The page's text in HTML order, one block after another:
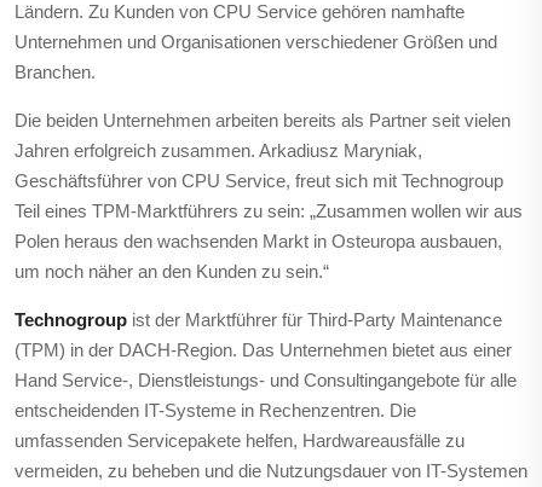
Ländern. Zu Kunden von CPU Service gehören namhafte
Unternehmen und Organisationen verschiedener Größen und
Branchen.
Die beiden Unternehmen arbeiten bereits als Partner seit vielen
Jahren erfolgreich zusammen. Arkadiusz Maryniak,
Geschäftsführer von CPU Service, freut sich mit Technogroup
Teil eines TPM-Marktführers zu sein: „Zusammen wollen wir aus
Polen heraus den wachsenden Markt in Osteuropa ausbauen,
um noch näher an den Kunden zu sein.“
Technogroup ist der Marktführer für Third-Party Maintenance
(TPM) in der DACH-Region. Das Unternehmen bietet aus einer
Hand Service-, Dienstleistungs- und Consultingangebote für alle
entscheidenden IT-Systeme in Rechenzentren. Die
umfassenden Servicepakete helfen, Hardwareausfälle zu
vermeiden, zu beheben und die Nutzungsdauer von IT-Systemen